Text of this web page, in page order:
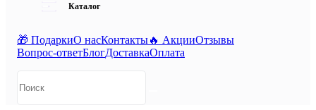
Каталог
🎁 ПодаркиО насКонтакты🔥 АкцииОтзывы
Вопрос-ответБлогДоставкаОплата